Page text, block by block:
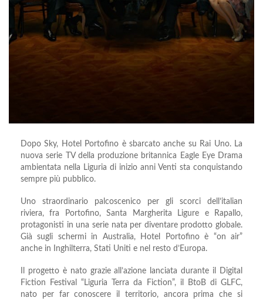
Dopo Sky, Hotel Portofino è sbarcato anche su Rai Uno. La
nuova serie TV della produzione britannica Eagle Eye Drama
ambientata nella Liguria di inizio anni Venti sta conquistando
sempre più pubblico.
Uno straordinario palcoscenico per gli scorci dell’italian
riviera, fra Portofino, Santa Margherita Ligure e Rapallo,
protagonisti in una serie nata per diventare prodotto globale.
Già sugli schermi in Australia, Hotel Portofino è “on air”
anche in Inghilterra, Stati Uniti e nel resto d’Europa.
Il progetto è nato grazie all’azione lanciata durante il Digital
Fiction Festival “Liguria Terra da Fiction”, il BtoB di GLFC,
nato per far conoscere il territorio, ancora prima che si